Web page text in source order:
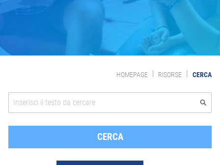
HOMEPAGE RISORSE CERCA